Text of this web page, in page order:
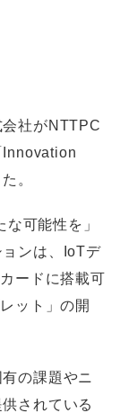
社がNTTPC
Innovation
。
可能性を」
ンは、IoTデ
ードに搭載可
ット」の開
の課題やニ
されている